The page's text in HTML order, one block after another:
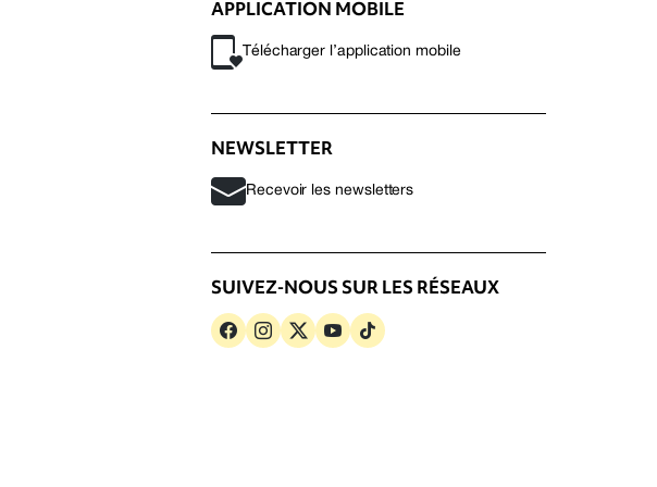
APPLICATION MOBILE
Télécharger l’application mobile
NEWSLETTER
Recevoir les newsletters
SUIVEZ-NOUS SUR LES RÉSEAUX